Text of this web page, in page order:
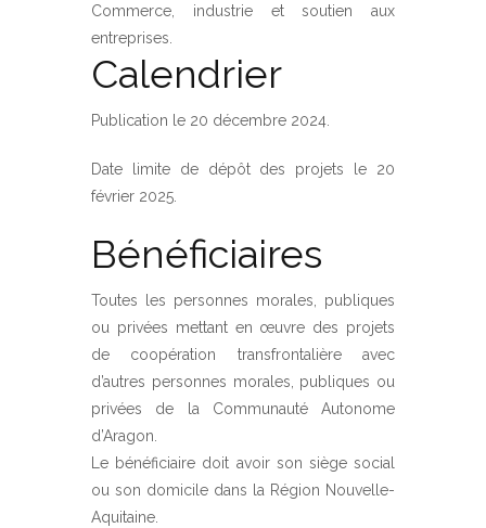
Commerce, industrie et soutien aux
entreprises.
Calendrier
Publication le 20 décembre 2024.
Date limite de dépôt des projets le 20
février 2025.
Bénéficiaires
Toutes les personnes morales, publiques
ou privées mettant en œuvre des projets
de coopération transfrontalière avec
d’autres personnes morales, publiques ou
privées de la Communauté Autonome
d’Aragon.
Le bénéficiaire doit avoir son siège social
ou son domicile dans la Région Nouvelle-
Aquitaine.